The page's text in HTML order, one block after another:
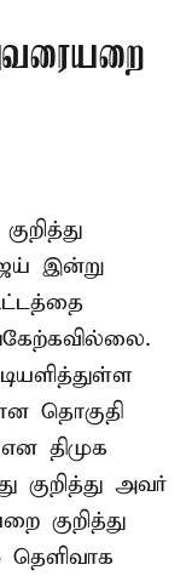
இன்று
தொகுதி
திமுக
குறித்து அவர்
குறித்து